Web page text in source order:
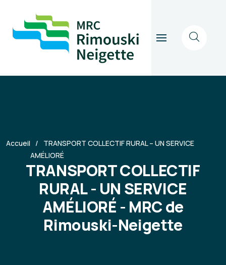
Accueil
TRANSPORT COLLECTIF RURAL – UN SERVICE
AMÉLIORÉ
TRANSPORT COLLECTIF
RURAL - UN SERVICE
AMÉLIORÉ - MRC de
Rimouski-Neigette